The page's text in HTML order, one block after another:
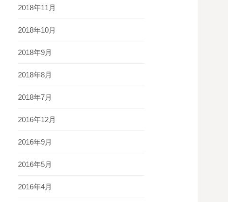
2018年11月
2018年10月
2018年9月
2018年8月
2018年7月
2016年12月
2016年9月
2016年5月
2016年4月